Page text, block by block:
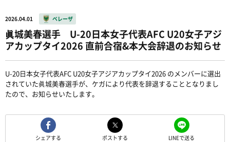
2026.04.01 ベレーザ
眞城美春選手 U-20日本女子代表AFC U20女子アジ
アカップタイ2026 直前合宿&本大会辞退のお知らせ
U-20日本女子代表AFC U20女子アジアカップタイ2026 のメンバーに選出
されていた眞城美春選手が、ケガにより代表を辞退することとなりまし
たので、お知らせいたします。
シェアする ポストする LINEで送る